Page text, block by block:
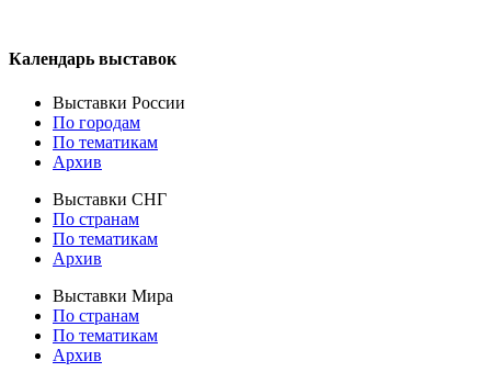
Календарь выставок
Выставки России
По городам
По тематикам
Архив
Выставки СНГ
По странам
По тематикам
Архив
Выставки Мира
По странам
По тематикам
Архив